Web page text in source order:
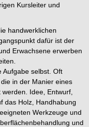
Kursleiter und
handwerklichen
dafür ist der
Erwachsene erwerben
Aufgabe selbst. Oft
in der Manier eines
Idee, Entwurf,
das Holz, Handhabung
Werkzeuge und
und